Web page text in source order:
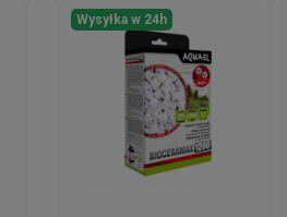
Wysyłka w 24h